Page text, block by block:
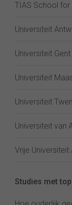
TIAS School for
Universiteit
Universiteit Gent
Universiteit
Universiteit
Universiteit van
Vrije
Studies met